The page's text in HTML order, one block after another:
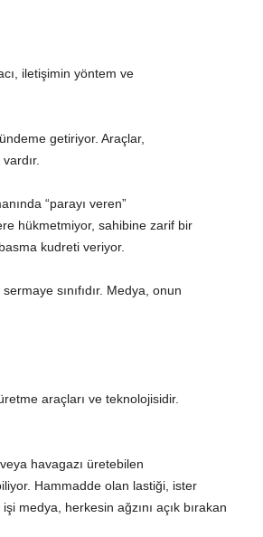
iletişimin yöntem ve
getiriyor. Araçlar,
“parayı veren”
hükmetmiyor, sahibine zarif bir
kudreti veriyor.
sınıfıdır. Medya, onun
araçları ve teknolojisidir.
havagazı üretebilen
Hammadde olan lastiği, ister
medya, herkesin ağzını açık bırakan